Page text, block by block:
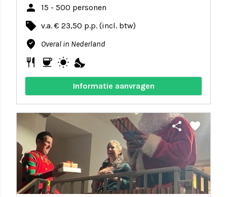
person 15 - 500 personen
local_offer v.a. € 23,50 p.p. (incl. btw)
where_to_vote Overal in Nederland
restaurant coffee wb_sunny nights_stay
Informatie aanvragen
share favorite